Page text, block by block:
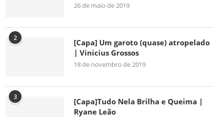
26 de maio de 2019
2
[Capa] Um garoto (quase) atropelado
| Vinicius Grossos
18 de novembro de 2019
3
[Capa]Tudo Nela Brilha e Queima |
Ryane Leão